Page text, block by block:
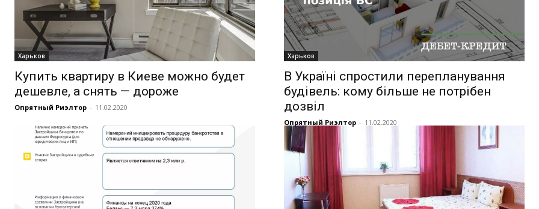
Харьков
Купить квартиру в Киеве можно будет
дешевле, а снять — дороже
Опрятный Риэлтор - 11.02.2020
Харьков
В Україні спростили перепланування
будівель: кому більше не потрібен
дозвіл
Опрятный Риэлтор - 11.02.2020